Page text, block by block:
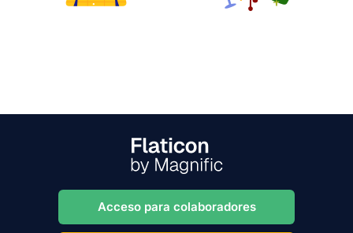
Acceso para colaboradores